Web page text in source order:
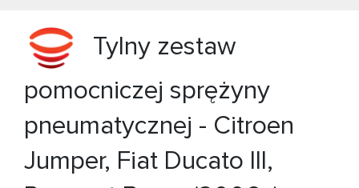
Tylny zestaw
pomocniczej sprężyny
pneumatycznej - Citroen
Jumper, Fiat Ducato III,